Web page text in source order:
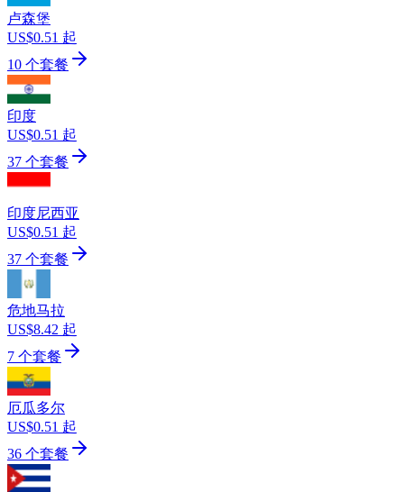
卢森堡
US$0.51 起
10 个套餐
印度
US$0.51 起
37 个套餐
印度尼西亚
US$0.51 起
37 个套餐
危地马拉
US$8.42 起
7 个套餐
厄瓜多尔
US$0.51 起
36 个套餐